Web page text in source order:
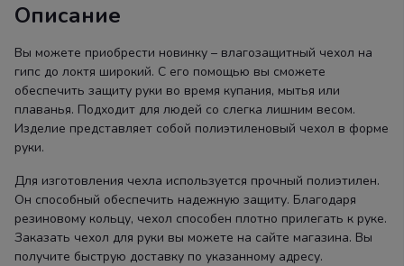
Описание
Вы можете приобрести новинку – влагозащитный чехол на
гипс до локтя широкий. С его помощью вы сможете
обеспечить защиту руки во время купания, мытья или
плаванья. Подходит для людей со слегка лишним весом.
Изделие представляет собой полиэтиленовый чехол в форме
руки.
Для изготовления чехла используется прочный полиэтилен.
Он способный обеспечить надежную защиту. Благодаря
резиновому кольцу, чехол способен плотно прилегать к руке.
Заказать чехол для руки вы можете на сайте магазина. Вы
получите быструю доставку по указанному адресу.